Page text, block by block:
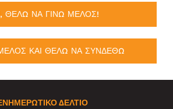
ΘΕΛΩ ΝΑ ΓΙΝΩ ΜΕΛΟΣ!
ΚΑΙ ΘΕΛΩ ΝΑ ΣΥΝΔΕΘΩ
ΔΕΛΤΊΟ